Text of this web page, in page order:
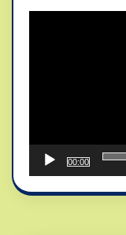
00:00